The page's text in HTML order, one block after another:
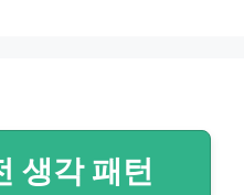
생각 패턴